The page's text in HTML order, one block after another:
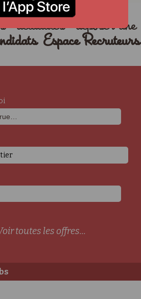
actualités
déposer une
Espace Recruteurs
toutes les offres...